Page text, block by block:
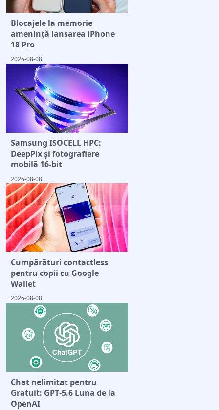
Blocajele la memorie
amenință lansarea iPhone
18 Pro
2026-08-08
Samsung ISOCELL HPC:
DeepPix și fotografiere
mobilă 16-bit
2026-08-08
Cumpărături contactless
pentru copii cu Google
Wallet
2026-08-08
Chat nelimitat pentru
Gratuit: GPT‑5.6 Luna de la
OpenAI